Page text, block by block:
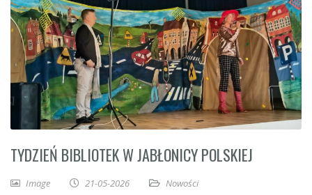
TYDZIEŃ BIBLIOTEK W JABŁONICY POLSKIEJ
Image 21-05-2026
Nowości